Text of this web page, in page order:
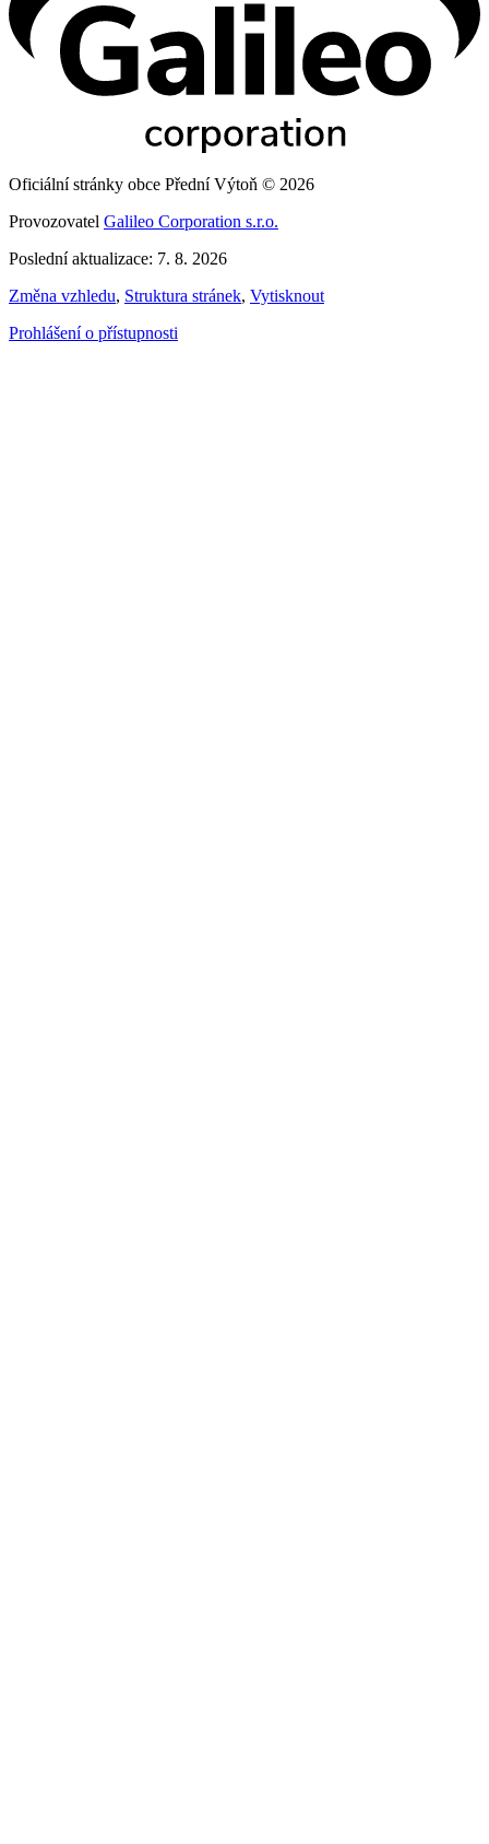
Oficiální stránky obce Přední Výtoň © 2026
Provozovatel Galileo Corporation s.r.o.
Poslední aktualizace: 7. 8. 2026
Změna vzhledu, Struktura stránek, Vytisknout
Prohlášení o přístupnosti